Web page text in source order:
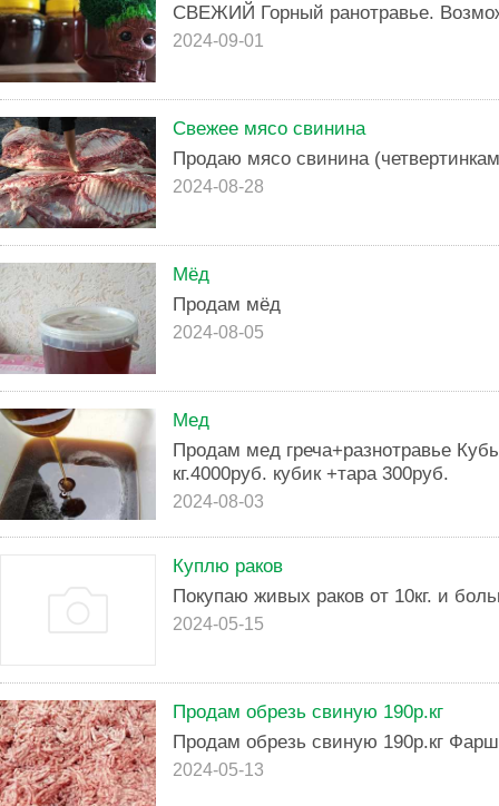
СВЕЖИЙ Горный ранотравье.
2024-09-01
Свежее мясо свинина
Продаю мясо свинина
2024-08-28
Мёд
Продам мёд
2024-08-05
Мед
Продам мед греча+разнотравье
кг.4000руб. кубик +тара 300руб.
2024-08-03
Куплю раков
Покупаю живых раков от 10кг. и
2024-05-15
Продам обрезь свиную 190р.кг
Продам обрезь свиную 190р.кг
2024-05-13